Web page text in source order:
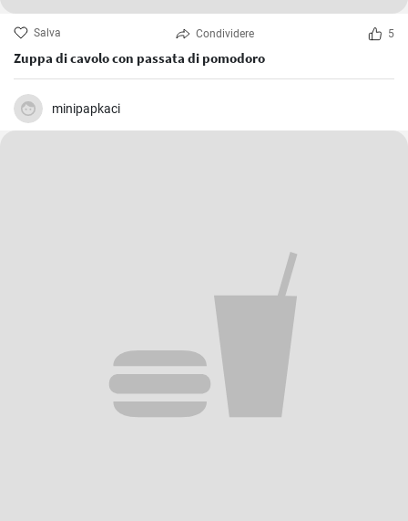
Salva Condividere 5
Zuppa di cavolo con passata di pomodoro
minipapkaci